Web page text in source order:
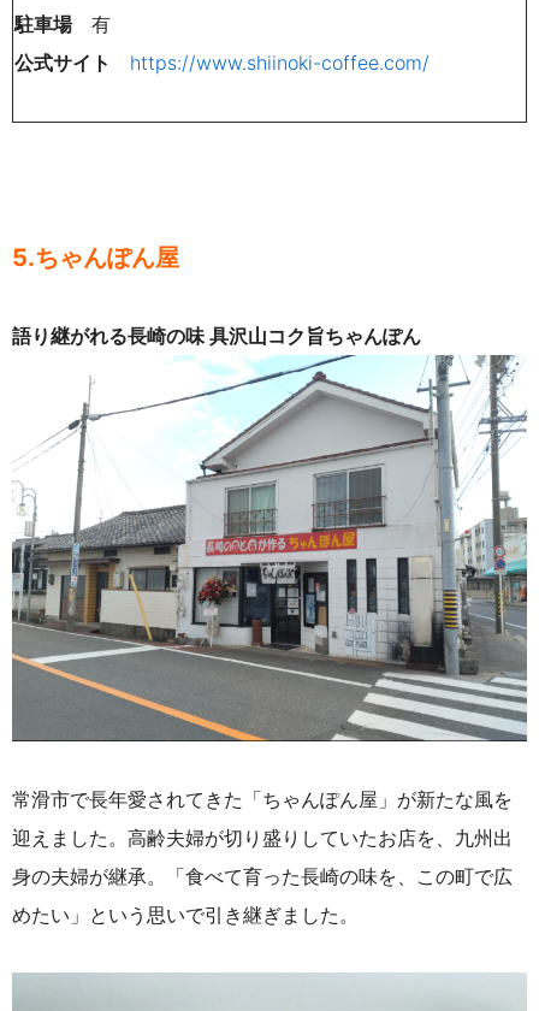
駐車場有
公式サイト
https://www.shiinoki-coffee.com/
5.ちゃんぽん屋
語り継がれる長崎の味 具沢山コク旨ちゃんぽん
常滑市で長年愛されてきた「ちゃんぽん屋」が新たな風を
迎えました。高齢夫婦が切り盛りしていたお店を、九州出
身の夫婦が継承。「食べて育った長崎の味を、この町で広
めたい」という思いで引き継ぎました。